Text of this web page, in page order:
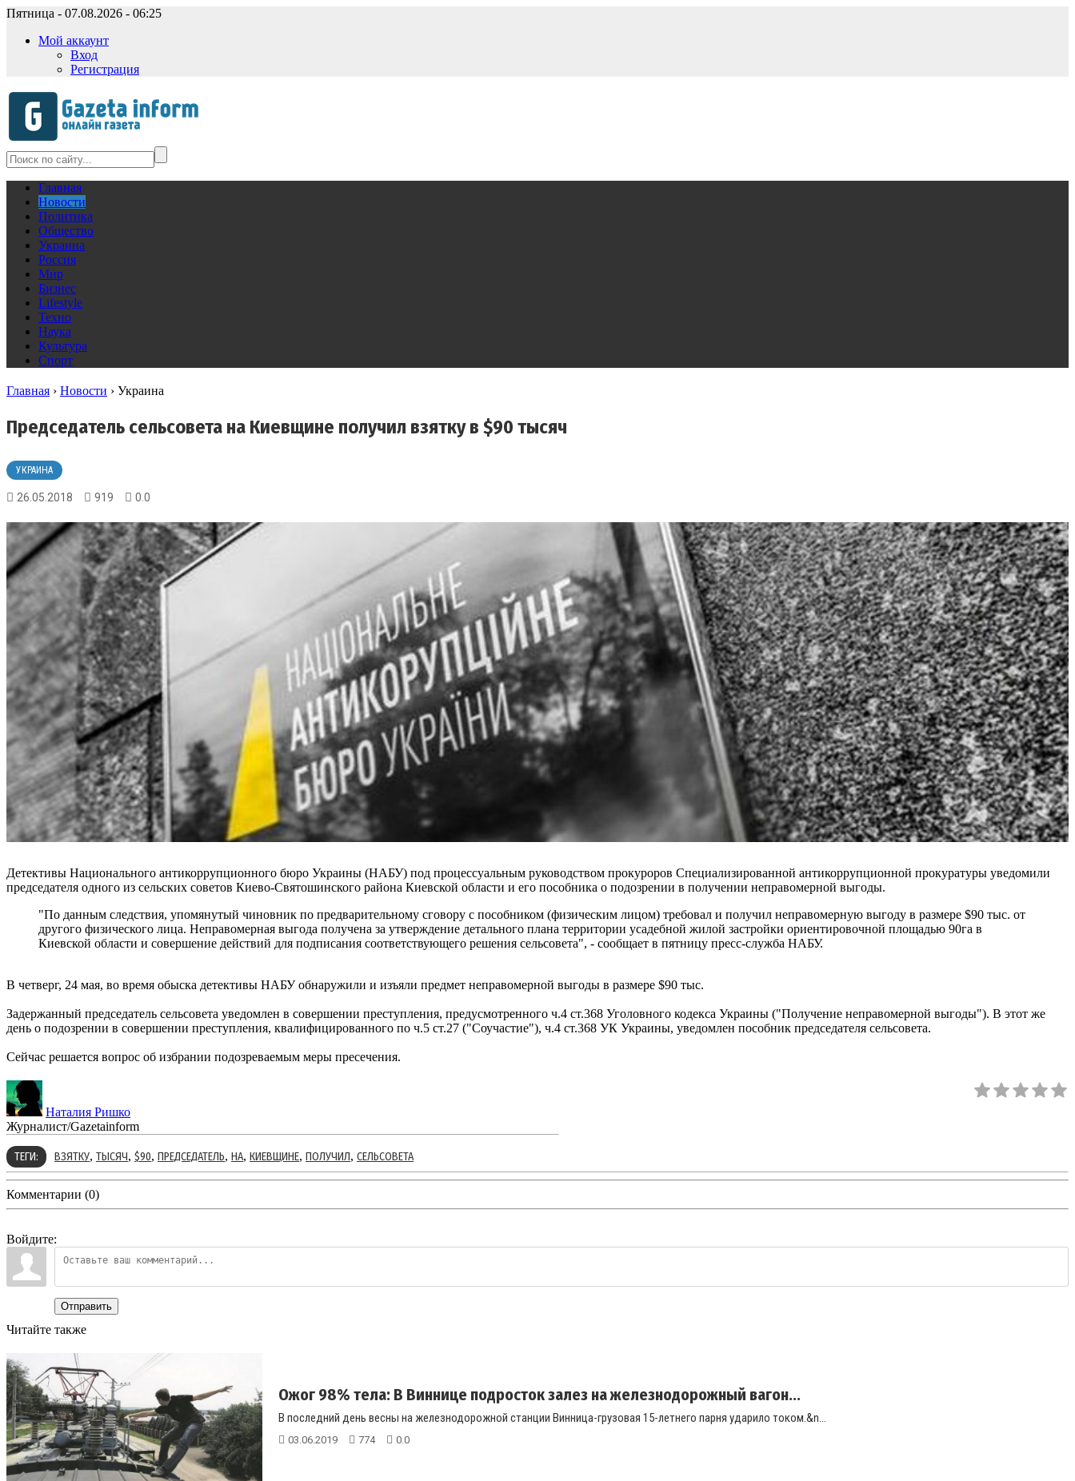
Пятница - 07.08.2026 - 06:25
Мой аккаунт
Вход
Регистрация
Главная
Новости
Политика
Общество
Украина
Россия
Мир
Бизнес
Lifestyle
Техно
Наука
Культура
Спорт
Главная › Новости › Украина
Председатель сельсовета на Киевщине получил взятку в $90 тысяч
УКРАИНА
26.05.2018 919 0.0
Детективы Национального антикоррупционного бюро Украины (НАБУ) под процессуальным руководством прокуроров Специализированной антикоррупционной прокуратуры уведомили
председателя одного из сельских советов Киево-Святошинского района Киевской области и его пособника о подозрении в получении неправомерной выгоды.
"По данным следствия, упомянутый чиновник по предварительному сговору с пособником (физическим лицом) требовал и получил неправомерную выгоду в размере $90 тыс. от
другого физического лица. Неправомерная выгода получена за утверждение детального плана территории усадебной жилой застройки ориентировочной площадью 90га в
Киевской области и совершение действий для подписания соответствующего решения сельсовета", - сообщает в пятницу пресс-служба НАБУ.
В четверг, 24 мая, во время обыска детективы НАБУ обнаружили и изъяли предмет неправомерной выгоды в размере $90 тыс.
Задержанный председатель сельсовета уведомлен в совершении преступления, предусмотренного ч.4 ст.368 Уголовного кодекса Украины ("Получение неправомерной выгоды"). В этот же
день о подозрении в совершении преступления, квалифицированного по ч.5 ст.27 ("Соучастие"), ч.4 ст.368 УК Украины, уведомлен пособник председателя сельсовета.
Сейчас решается вопрос об избрании подозреваемым меры пресечения.
Наталия Ришко
Журналист/Gazetainform
ТЕГИ: ВЗЯТКУ, ТЫСЯЧ, $90, ПРЕДСЕДАТЕЛЬ, НА, КИЕВЩИНЕ, ПОЛУЧИЛ, СЕЛЬСОВЕТА
Комментарии (0)
Войдите:
Отправить
Читайте также
Ожог 98% тела: В Виннице подросток залез на железнодорожный вагон...
В последний день весны на железнодорожной станции Винница-грузовая 15-летнего парня ударило током.&n...
03.06.2019 774 0.0